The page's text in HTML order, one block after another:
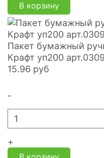
В корзину
Пакет бумажный
Крафт уп200
15.96 руб
-
+